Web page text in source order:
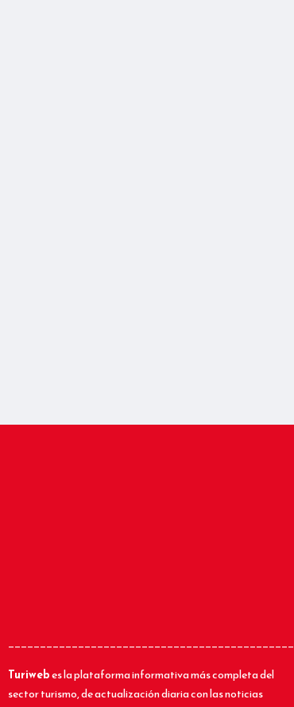
_____________________________________________
Turiwebes la plataforma informativa más completa del
sector turismo, de actualización diaria con las noticias